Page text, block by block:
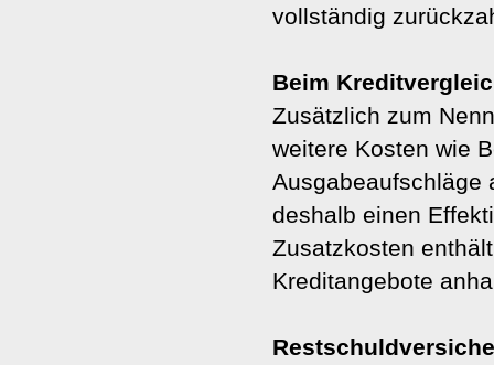
vollständig
Beim
Zusätzlich zum
weitere Kosten wie
Ausgabeaufschläge
deshalb einen
Zusatzkosten
Kreditangebote